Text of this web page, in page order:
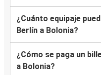
¿Cuánto equipaje
Berlín a Bolonia?
¿Cómo se paga un
a Bolonia?